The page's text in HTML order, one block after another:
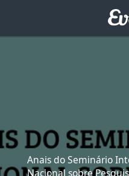
Anais do Seminário
Nacional sobre